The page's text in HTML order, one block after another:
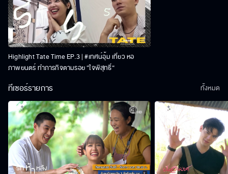
Highlight Tate Time EP.3 | #เทศน์อุ้ม เที่ยว หอ
ภาพยนตร์ ทำภารกิจตามรอย “ใจพิสุทธิ์“
ทีเซอร์รายการ ทั้งหมด